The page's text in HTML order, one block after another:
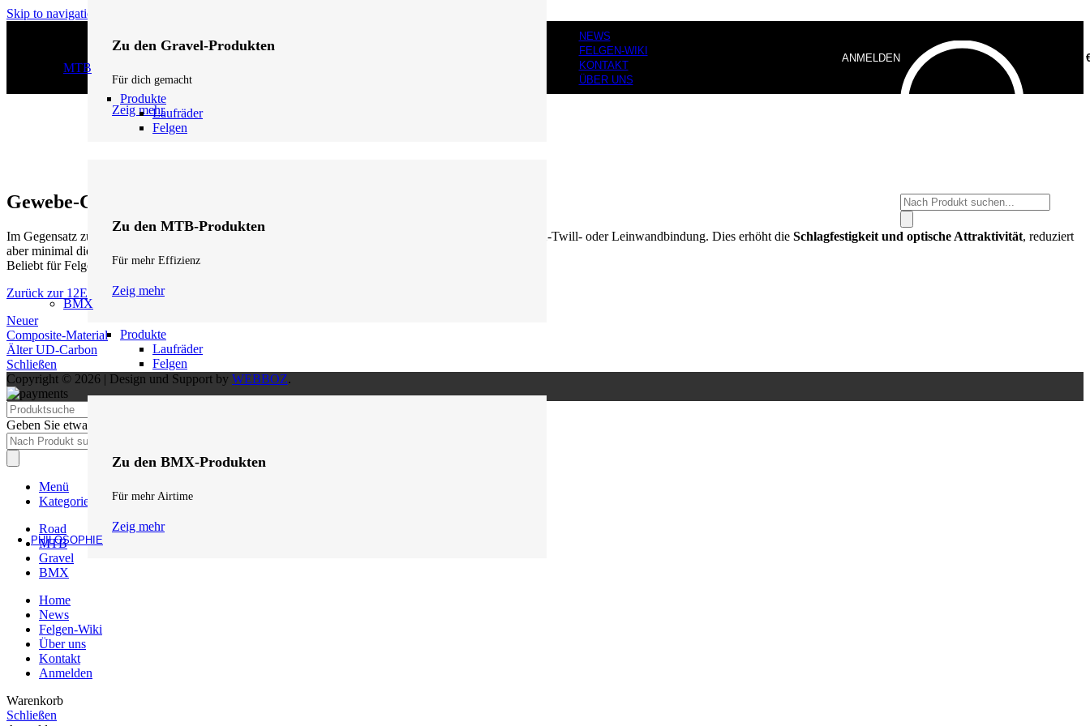
Skip to navigation
Zu den Gravel-Produkten
Für dich gemacht
Zeig mehr
MTB
Produkte
Laufräder
Felgen
Zu den MTB-Produkten
Für mehr Effizienz
Zeig mehr
BMX
Produkte
Laufräder
Felgen
Zu den BMX-Produkten
Für mehr Airtime
Zeig mehr
PHILOSOPHIE
NEWS
FELGEN-WIKI
KONTAKT
ÜBER UNS
ANMELDEN
Products
search
Gewebe-Carbon
Im Gegensatz zu UD-Carbon bestehen , z. B. in 2×2-Twill- oder Leinwandbindung. Dies erhöht die Schlagfestigkeit und optische Attraktivität, reduziert
aber minimal die Leistungswerte pro Gramm.
Beliebt für Felgen mit sichtbarer Struktur unter Klarlack.
Zurück zur 12Eleven Lexikon Startseite
Neuer
Composite-Material
Älter UD-Carbon
Schließen
Copyright © 2026 | Design und Support by WEBBOZ.
Geben Sie etwas ein, um Vorschläge zu erhalten.
Products
search
Menü
Kategorien
Road
MTB
Gravel
BMX
Home
News
Felgen-Wiki
Über uns
Kontakt
Anmelden
Warenkorb
Schließen